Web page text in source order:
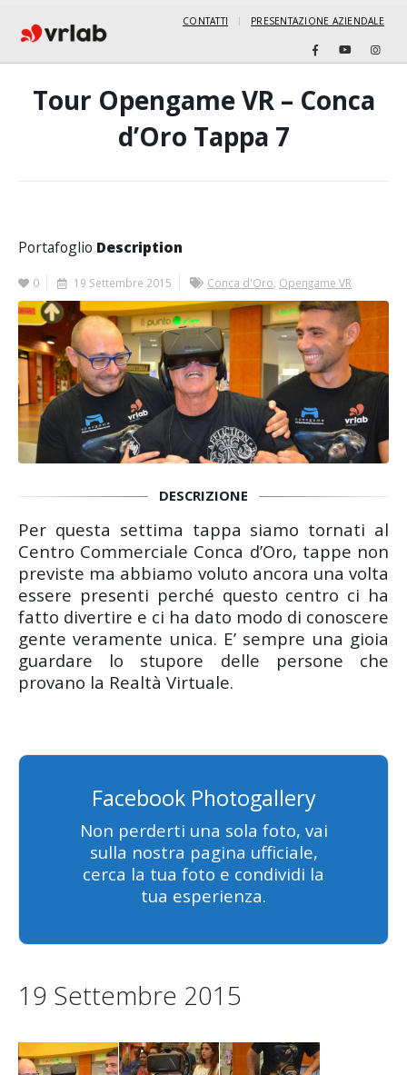
CONTATTI PRESENTAZIONE AZIENDALE
Tour Opengame VR – Conca
d’Oro Tappa 7
Portafoglio Description
0 19 Settembre 2015 Conca d'Oro Opengame VR
DESCRIZIONE
Per questa settima tappa siamo tornati al
Centro Commerciale Conca d’Oro, tappe non
previste ma abbiamo voluto ancora una volta
essere presenti perché questo centro ci ha
fatto divertire e ci ha dato modo di conoscere
gente veramente unica. E’ sempre una gioia
guardare lo stupore delle persone che
provano la Realtà Virtuale.
Facebook Photogallery
Non perderti una sola foto, vai
sulla nostra pagina ufficiale,
cerca la tua foto e condividi la
tua esperienza.
19 Settembre 2015